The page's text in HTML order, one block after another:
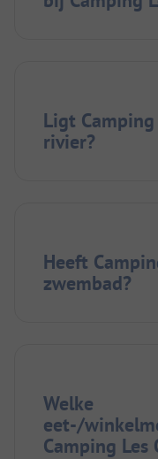
Ligt Camping
rivier?
Heeft
zwembad?
Welke
eet-/
Camping Les